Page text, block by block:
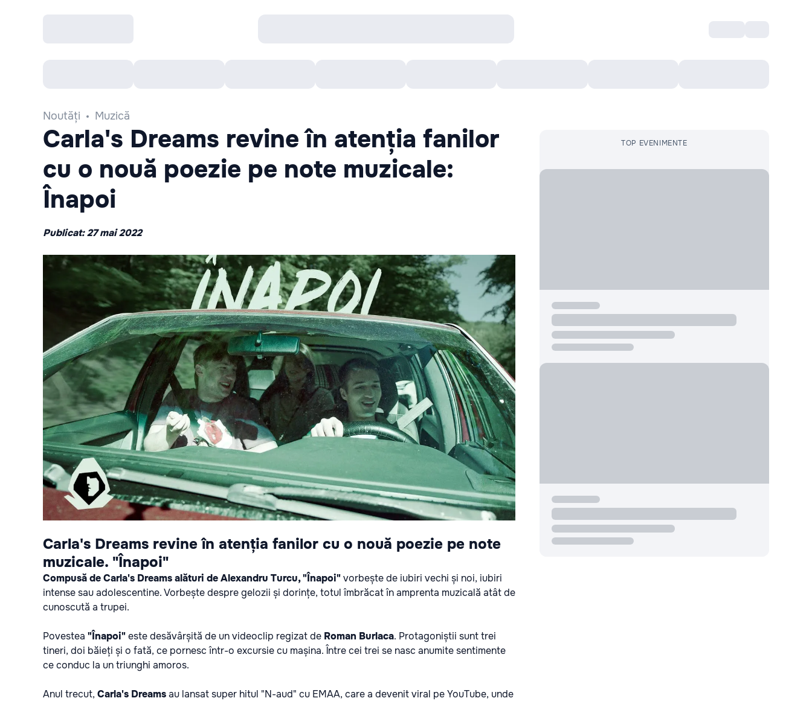
Noutăți Muzică
Carla's Dreams revine în atenția fanilor
cu o nouă poezie pe note muzicale:
Înapoi
Publicat: 27 mai 2022
Carla's Dreams revine în atenția fanilor cu o nouă poezie pe note
muzicale. "Înapoi"
Compusă de Carla's Dreams alături de Alexandru Turcu, "Înapoi"vorbește de iubiri vechi și noi, iubiri
intense sau adolescentine. Vorbește despre gelozii și dorințe, totul îmbrăcat în amprenta muzicală atât de
cunoscută a trupei.
Povestea "Înapoi"este desăvârșită de un videoclip regizat de Roman Burlaca. Protagoniștii sunt trei
tineri, doi băieți și o fată, ce pornesc într-o excursie cu mașina. Între cei trei se nasc anumite sentimente
ce conduc la un triunghi amoros.
Anul trecut, Carla's Dreamsau lansat super hitul "N-aud" cu EMAA, care a devenit viral pe YouTube, unde
TOP EVENIMENTE